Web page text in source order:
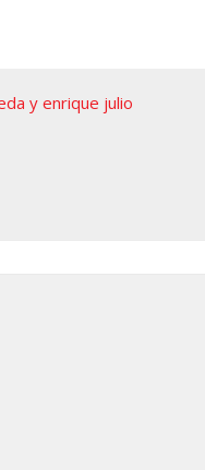
y enrique julio